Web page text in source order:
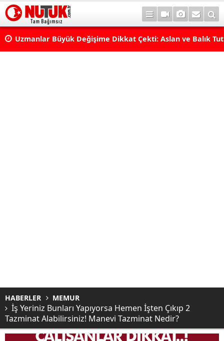
Uzmanlar Büyük Değişime Dikkat Çekti: Aslan ve Balık
HABERLER MEMUR
İş Yeriniz Bunları Yapıyorsa Hemen İşten Çıkıp 2
Tazminat Alabilirsiniz! Manevi Tazminat Nedir?